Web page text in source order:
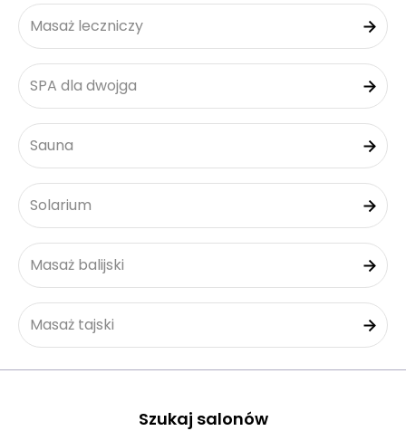
Masaż leczniczy
SPA dla dwojga
Sauna
Solarium
Masaż balijski
Masaż tajski
Szukaj salonów